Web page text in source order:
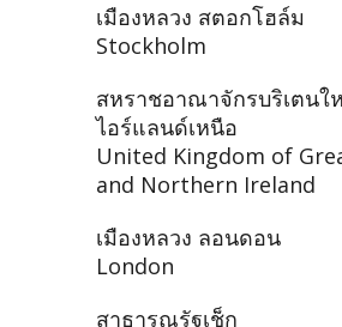
เมืองหลวง สตอกโฮล์ม
Stockholm
สหราชอาณาจักรบริเตนใ
ไอร์แลนด์เหนือ
United Kingdom of
and Northern Ireland
เมืองหลวง ลอนดอน
London
สาธารณรัฐเช็ก